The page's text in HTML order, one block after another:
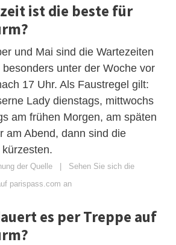
ist die beste für
und Mai sind die Wartezeiten
unter der Woche vor
17 Uhr. Als Faustregel gilt:
Lady dienstags, mittwochs
am frühen Morgen, am späten
am Abend, dann sind die
der Quelle | Sehen Sie sich die
parispass.com an
es per Treppe auf